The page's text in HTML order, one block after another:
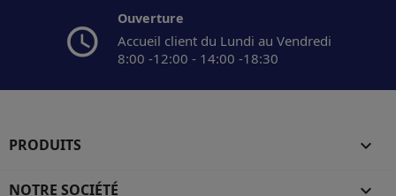
Ouverture
Accueil client du Lundi au Vendredi
8:00 -12:00 - 14:00 -18:30
PRODUITS 
NOTRE SOCIÉTÉ 